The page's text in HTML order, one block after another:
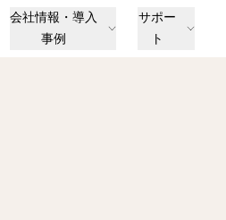
会社情報・導入
事例
サポー
ト